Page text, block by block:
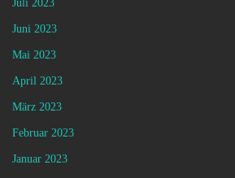
Juli 2023
Juni 2023
Mai 2023
April 2023
März 2023
Februar 2023
Januar 2023